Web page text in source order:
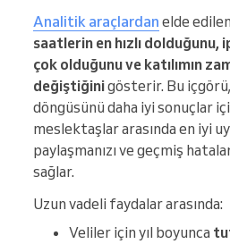
Analitik araçlardan elde
saatlerin en hızlı dolduğunu,
çok olduğunu ve katılımın
değiştiğinigösterir. Bu
döngüsünü daha iyi sonuçlar
meslektaşlar arasında en iyi
paylaşmanızı ve geçmiş
sağlar.
Uzun vadeli faydalar arasında:
Veliler için yıl boyunca